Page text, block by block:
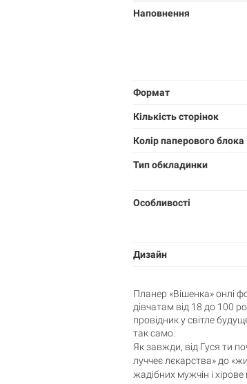
Наповнення
Формат
Кількість сторінок
Колір паперового блока
Тип обкладинки
Особливості
Дизайн
Планер «Вішенка» онлі
дівчатам від 18 до 100
провідник у світле
так само.
Як завжди, від Гуся ти
луччеє лєкарства» до
жадібних мужчін і хірове